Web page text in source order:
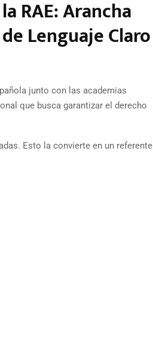
RAE: Arancha
Lenguaje Claro
junto con las academias
que busca garantizar el derecho
Esto la convierte en un referente